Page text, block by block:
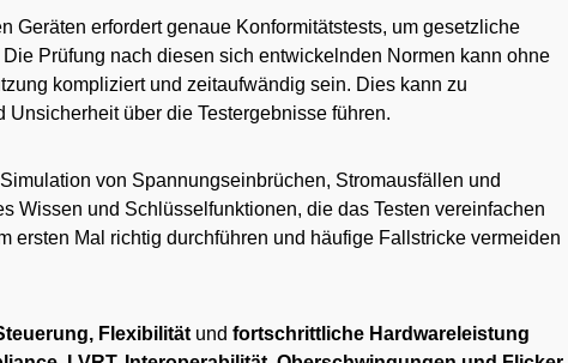
Geräten erfordert genaue Konformitätstests, um gesetzliche
Die Prüfung nach diesen sich entwickelnden Normen kann ohne
kompliziert und zeitaufwändig sein. Dies kann zu
über die Testergebnisse führen.
von Spannungseinbrüchen, Stromausfällen und
Wissen und Schlüsselfunktionen, die das Testen vereinfachen
ersten Mal richtig durchführen und häufige Fallstricke vermeiden
Flexibilität und fortschrittliche Hardwareleistung